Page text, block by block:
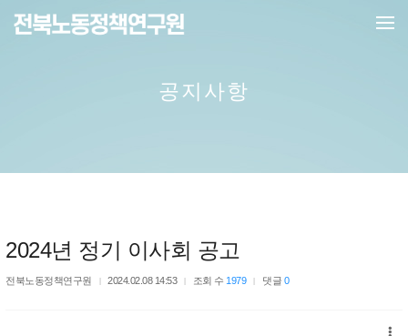
메뉴 건너뛰기
공지사항
2024년 정기 이사회 공고
전북노동정책연구원 2024.02.08 14:53 조회 수 1979 댓글 0